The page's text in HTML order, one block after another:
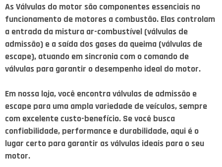
As Válvulas do motor são componentes essenciais no
funcionamento de motores a combustão. Elas controlam
a entrada da mistura ar-combustível (válvulas de
admissão) e a saída dos gases da queima (válvulas de
escape), atuando em sincronia com o comando de
válvulas para garantir o desempenho ideal do motor.
Em nossa loja, você encontra válvulas de admissão e
escape para uma ampla variedade de veículos, sempre
com excelente custo-benefício. Se você busca
confiabilidade, performance e durabilidade, aqui é o
lugar certo para garantir as válvulas ideais para o seu
motor.